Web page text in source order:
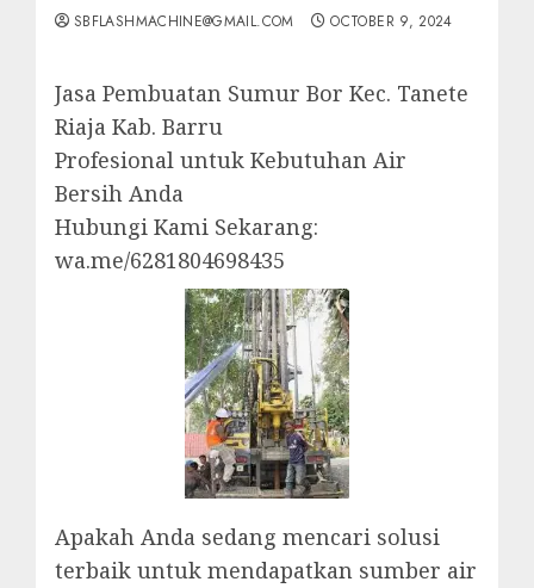
SBFLASHMACHINE@GMAIL.COM OCTOBER 9, 2024
Jasa Pembuatan Sumur Bor Kec. Tanete
Riaja Kab. Barru
Profesional untuk Kebutuhan Air
Bersih Anda
Hubungi Kami Sekarang:
wa.me/6281804698435
Apakah Anda sedang mencari solusi
terbaik untuk mendapatkan sumber air